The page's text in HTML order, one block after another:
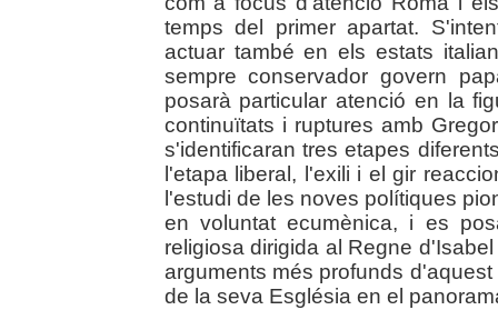
temps del primer apartat.
actuar també en els estats
sempre conservador govern
posarà particular atenció en la
continuïtats i ruptures amb
s'identificaran tres etapes
l'etapa liberal, l'exili i el gir
l'estudi de les noves polítiques
en voluntat ecumènica, i es
religiosa dirigida al Regne
arguments més profunds
de la seva Església en el